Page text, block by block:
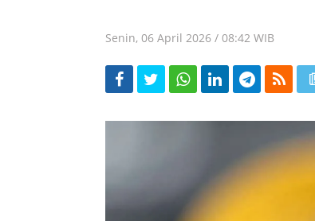
Senin, 06 April 2026 / 08:42 WIB